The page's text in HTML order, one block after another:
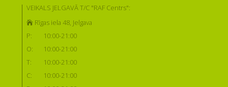
VEIKALS JELGAVĀ T/C "RAF Centrs":
Rīgas iela 48, Jelgava
P:
10:00-21:00
O:
10:00-21:00
T:
10:00-21:00
C:
10:00-21:00